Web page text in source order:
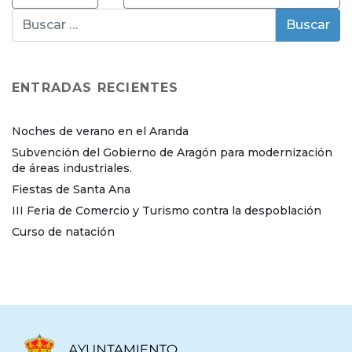
ENTRADAS RECIENTES
Noches de verano en el Aranda
Subvención del Gobierno de Aragón para modernización
de áreas industriales.
Fiestas de Santa Ana
III Feria de Comercio y Turismo contra la despoblación
Curso de natación